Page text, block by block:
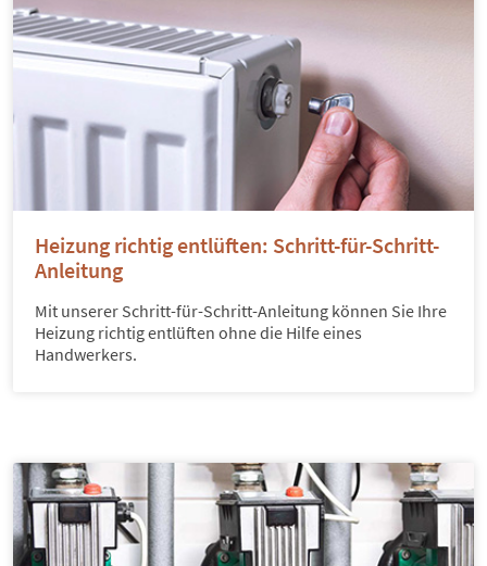
Heizung richtig entlüften: Schritt-für-Schritt-
Anleitung
Mit unserer Schritt-für-Schritt-Anleitung können Sie Ihre
Heizung richtig entlüften ohne die Hilfe eines
Handwerkers.